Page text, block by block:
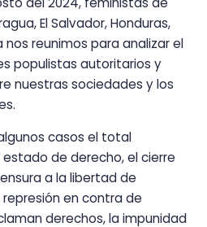
El Salvador, Honduras,
reunimos para analizar el
populistas autoritarios y
nuestras sociedades y los
casos el total
de derecho, el cierre
a la libertad de
en contra de
derechos, la impunidad